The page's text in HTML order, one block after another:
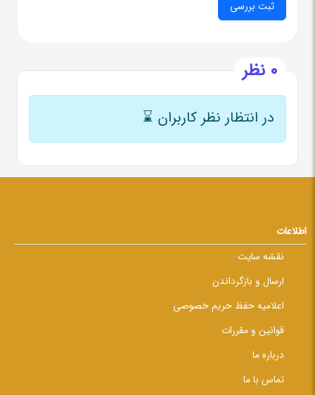
0 نظر
در انتظار نظر کاربران ⌛
اطلاعات
نقشه سایت
ارسال و بازگرداندن
اعلامیه حفظ حریم خصوصی
قوانین و مقررات
درباره ما
تماس با ما